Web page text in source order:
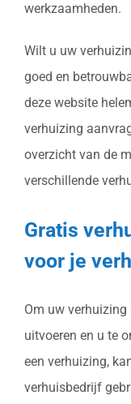
werkzaamheden.
Wilt u uw
goed en
deze website
verhuizing
overzicht van de
verschillende
Gratis
voor je
Om uw
uitvoeren en u te
een verhuizing,
verhuisbedrijf